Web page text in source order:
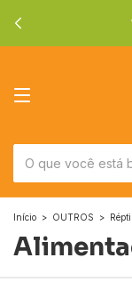
Início > OUTROS > Réptil